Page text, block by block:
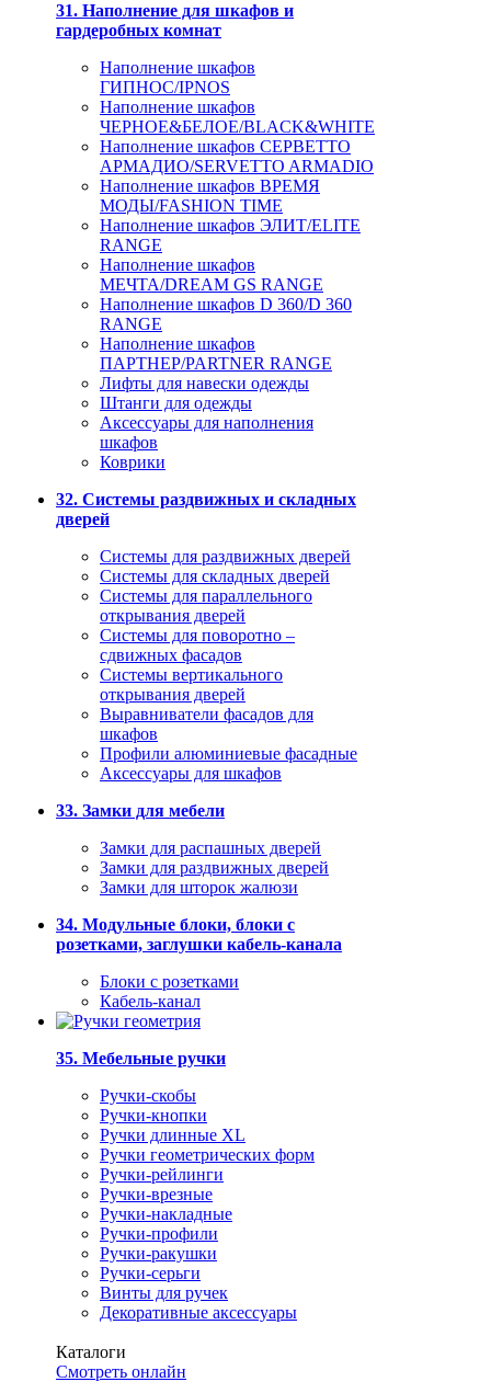
31. Наполнение для шкафов и
гардеробных комнат
Наполнение шкафов
ГИПНОС/IPNOS
Наполнение шкафов
ЧЕРНОЕ&БЕЛОЕ/BLACK&WHITE
Наполнение шкафов СЕРВЕТТО
АРМАДИО/SERVETTO ARMADIO
Наполнение шкафов ВРЕМЯ
МОДЫ/FASHION TIME
Наполнение шкафов ЭЛИТ/ELITE
RANGE
Наполнение шкафов
МЕЧТА/DREAM GS RANGE
Наполнение шкафов D 360/D 360
RANGE
Наполнение шкафов
ПАРТНЕР/PARTNER RANGE
Лифты для навески одежды
Штанги для одежды
Аксессуары для наполнения
шкафов
Коврики
32. Системы раздвижных и складных
дверей
Системы для раздвижных дверей
Системы для складных дверей
Системы для параллельного
открывания дверей
Системы для поворотно –
сдвижных фасадов
Системы вертикального
открывания дверей
Выравниватели фасадов для
шкафов
Профили алюминиевые фасадные
Аксессуары для шкафов
33. Замки для мебели
Замки для распашных дверей
Замки для раздвижных дверей
Замки для шторок жалюзи
34. Модульные блоки, блоки с
розетками, заглушки кабель-канала
Блоки с розетками
Кабель-канал
35. Мебельные ручки
Ручки-скобы
Ручки-кнопки
Ручки длинные XL
Ручки геометрических форм
Ручки-рейлинги
Ручки-врезные
Ручки-накладные
Ручки-профили
Ручки-ракушки
Ручки-серьги
Винты для ручек
Декоративные аксессуары
Каталоги
Смотреть онлайн